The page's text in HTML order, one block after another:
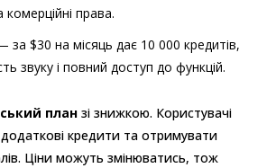
права.
за $30 на місяць дає 10 000 кредитів,
звуку і повний доступ до функцій.
план зі знижкою. Користувачі
кредити та отримувати
Ціни можуть змінюватись, тож